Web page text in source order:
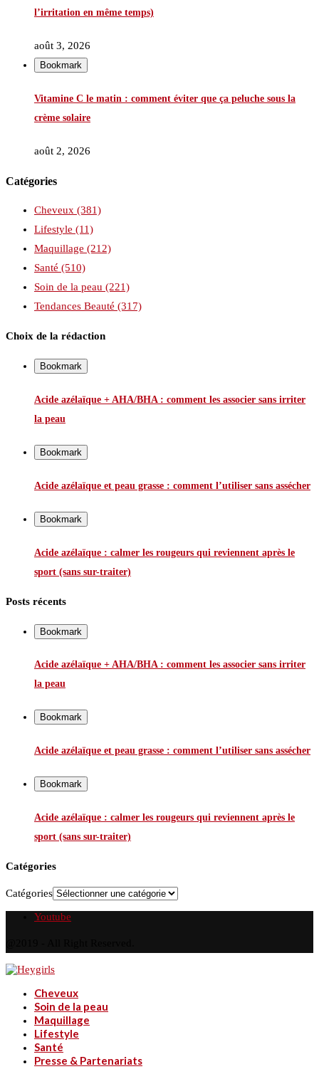
l’irritation en même temps)
août 3, 2026
Bookmark
Vitamine C le matin : comment éviter que ça peluche sous la
crème solaire
août 2, 2026
Catégories
Cheveux (381)
Lifestyle (11)
Maquillage (212)
Santé (510)
Soin de la peau (221)
Tendances Beauté (317)
Choix de la rédaction
Bookmark
Acide azélaïque + AHA/BHA : comment les associer sans irriter
la peau
Bookmark
Acide azélaïque et peau grasse : comment l’utiliser sans assécher
Bookmark
Acide azélaïque : calmer les rougeurs qui reviennent après le
sport (sans sur-traiter)
Posts récents
Bookmark
Acide azélaïque + AHA/BHA : comment les associer sans irriter
la peau
Bookmark
Acide azélaïque et peau grasse : comment l’utiliser sans assécher
Bookmark
Acide azélaïque : calmer les rougeurs qui reviennent après le
sport (sans sur-traiter)
Catégories
Catégories
Youtube
Cheveux
Soin de la peau
Maquillage
Lifestyle
Santé
Presse & Partenariats